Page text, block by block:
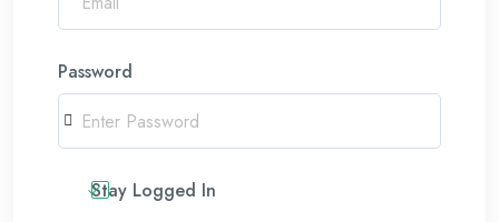
Password
Stay Logged In